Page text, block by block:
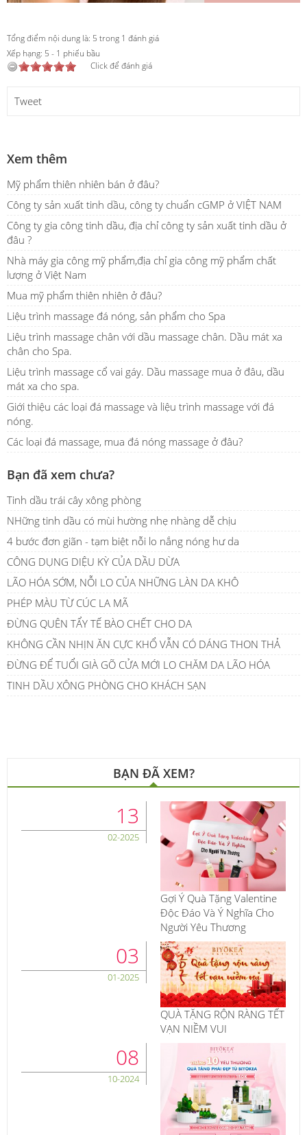
Tổng điểm nội dung là: 5 trong 1 đánh giá
Xếp hạng: 5 - 1 phiếu bầu
Click để đánh giá
Tweet
Xem thêm
Mỹ phẩm thiên nhiên bán ở đâu?
Công ty sản xuất tinh dầu, công ty chuẩn cGMP ở VIỆT NAM
Công ty gia công tinh dầu, địa chỉ công ty sản xuất tinh dầu ở
đâu ?
Nhà máy gia công mỹ phẩm,địa chỉ gia công mỹ phẩm chất
lượng ở Việt Nam
Mua mỹ phẩm thiên nhiên ở đâu?
Liệu trình massage đá nóng, sản phẩm cho Spa
Liệu trình massage chân với dầu massage chân. Dầu mát xa
chân cho Spa.
Liệu trình massage cổ vai gáy. Dầu massage mua ở đâu, dầu
mát xa cho spa.
Giới thiệu các loại đá massage và liệu trình massage với đá
nóng.
Các loại đá massage, mua đá nóng massage ở đâu?
Bạn đã xem chưa?
Tinh dầu trái cây xông phòng
NHững tinh dầu có mùi hường nhẹ nhàng dễ chịu
4 bước đơn giãn - tạm biệt nỗi lo nắng nóng hư da
CÔNG DỤNG DIỆU KỲ CỦA DẦU DỪA
LÃO HÓA SỚM, NỖI LO CỦA NHỮNG LÀN DA KHÔ
PHÉP MÀU TỪ CÚC LA MÃ
ĐỪNG QUÊN TẨY TẾ BÀO CHẾT CHO DA
KHÔNG CẦN NHỊN ĂN CỰC KHỔ VẪN CÓ DÁNG THON THẢ
ĐỪNG ĐỂ TUỔI GIÀ GÕ CỬA MỚI LO CHĂM DA LÃO HÓA
TINH DẦU XÔNG PHÒNG CHO KHÁCH SẠN
BẠN ĐÃ XEM?
13
02-2025
Gợi Ý Quà Tặng Valentine
Độc Đáo Và Ý Nghĩa Cho
Người Yêu Thương
03
01-2025
QUÀ TẶNG RỘN RÀNG TẾT
VẠN NIỀM VUI
08
10-2024